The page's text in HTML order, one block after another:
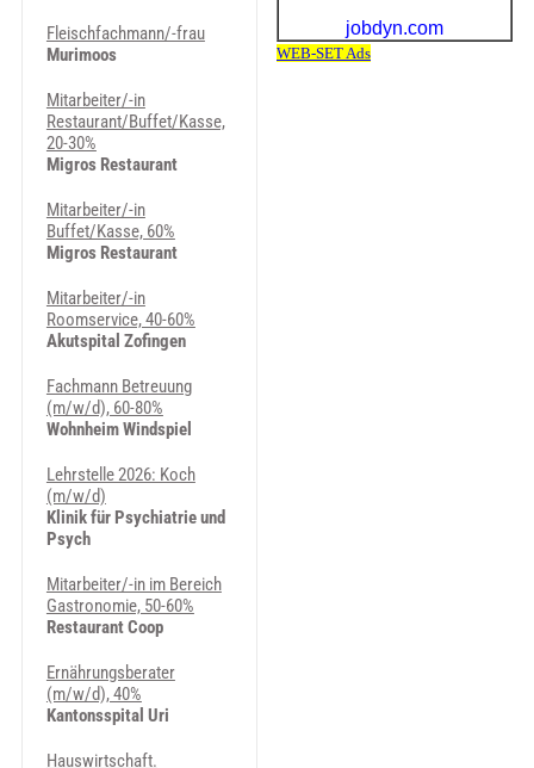
Fleisch­fach­mann/-frau
Murimoos
Mitarbeiter/-in
Restaurant/Buffet/Kasse,
20-30%
Migros Restaurant
Mitarbeiter/-in
Buffet/Kasse, 60%
Migros Restaurant
Mitarbeiter/-in
Roomservice, 40-60%
Akutspital Zofingen
Fachmann Betreuung
(m/w/d), 60-80%
Wohnheim Windspiel
Lehrstelle 2026: Koch
(m/w/d)
Klinik für Psychiatrie und
Psych
Mitarbeiter/-in im Bereich
Gastronomie, 50-60%
Restaurant Coop
Ernährungsberater
(m/w/d), 40%
Kantonsspital Uri
Hauswirtschaft.